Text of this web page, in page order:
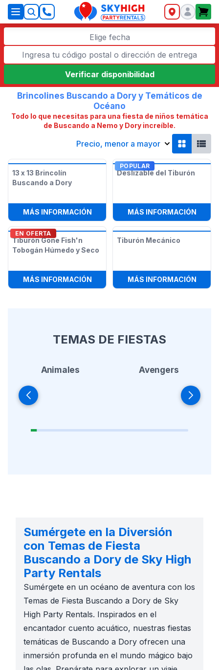
SkyHigh Logo
Elige fecha
Verificar disponibilidad
Brincolines Buscando a Dory y Temáticos de
Océano
Todo lo que necesitas para una fiesta de niños temática
de Buscando a Nemo y Dory increíble.
Precio, menor a mayor
13 x 13 Brincolín
Buscando a Dory
MÁS INFORMACIÓN: 13 X 13 BRINCOLÍN BUSCANDO A
POPULAR
Deslizable del Tiburón
MÁS INFORMACIÓN:
EN OFERTA
Tiburón Gone Fish'n
Tobogán Húmedo y Seco
MÁS INFORMACIÓN: TIBURÓN GONE FISH'N TOBOGÁN
Tiburón Mecánico
MÁS INFORMACIÓN:
TEMAS DE FIESTAS
Animales Avengers
Sumérgete en la Diversión
con Temas de Fiesta
Buscando a Dory de Sky High
Party Rentals
Sumérgete en un océano de aventura con los
Temas de Fiesta Buscando a Dory de Sky
High Party Rentals. Inspirados en el
encantador cuento acuático, nuestras fiestas
temáticas de Buscando a Dory ofrecen una
inmersión profunda en el mundo mágico bajo